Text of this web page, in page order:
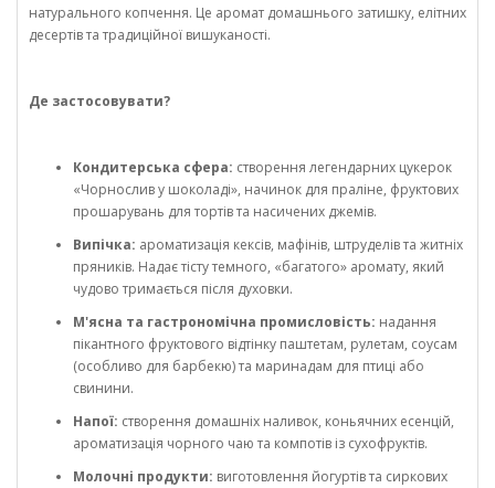
натурального копчення. Це аромат домашнього затишку, елітних
десертів та традиційної вишуканості.
Де застосовувати?
Кондитерська сфера: створення легендарних цукерок
«Чорнослив у шоколаді», начинок для праліне, фруктових
прошарувань для тортів та насичених джемів.
Випічка: ароматизація кексів, мафінів, штруделів та житніх
пряників. Надає тісту темного, «багатого» аромату, який
чудово тримається після духовки.
М'ясна та гастрономічна промисловість: надання
пікантного фруктового відтінку паштетам, рулетам, соусам
(особливо для барбекю) та маринадам для птиці або
свинини.
Напої: створення домашніх наливок, коньячних есенцій,
ароматизація чорного чаю та компотів із сухофруктів.
Молочні продукти: виготовлення йогуртів та сиркових